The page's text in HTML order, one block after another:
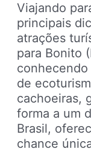
Viajando
principais
atrações
para Bonito
de
cachoeiras,
forma a um
Brasil,
chance